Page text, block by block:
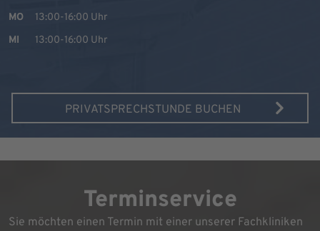
MO
13:00-16:00 Uhr
MI
13:00-16:00 Uhr
PRIVATSPRECHSTUNDE BUCHEN
Terminservice
Sie möchten einen Termin mit einer unserer Fachkliniken